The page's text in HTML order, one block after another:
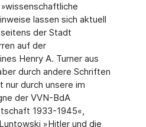
lassen sich aktuell
der Stadt
auf der
Henry A. Turner aus
durch andere Schriften
nur durch unsere im
der VVN-BdA
1933-1945«,
»Hitler und die